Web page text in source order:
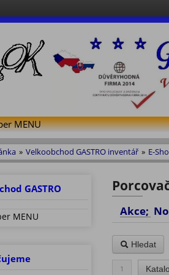
MENU
» Velkoobchod GASTRO inventář » E-
GASTRO
MENU Akce;
Hledat
1